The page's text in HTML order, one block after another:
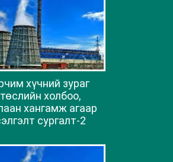
хүчний зураг
төслийн холбоо,
хангамж агаар
сургалт-2